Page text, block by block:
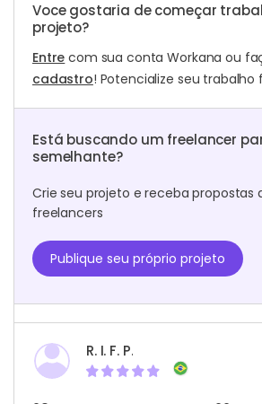
Voce gostaria de começar
projeto?
Entre com sua conta Workana ou
cadastro! Potencialize seu trabalho
Está buscando um freelancer
semelhante?
Crie seu projeto e receba propostas
freelancers
Publique seu próprio projeto
R. I. F. P.